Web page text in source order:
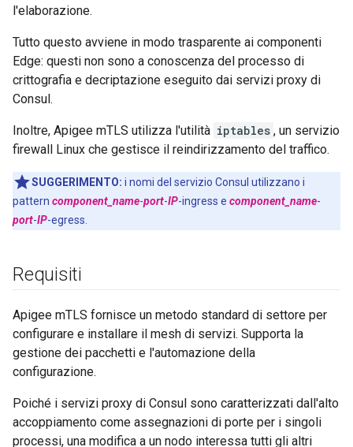
l'elaborazione.
Tutto questo avviene in modo trasparente ai componenti
Edge: questi non sono a conoscenza del processo di
crittografia e decriptazione eseguito dai servizi proxy di
Consul.
Inoltre, Apigee mTLS utilizza l'utilità iptables , un servizio
firewall Linux che gestisce il reindirizzamento del traffico.
SUGGERIMENTO: i nomi del servizio Consul utilizzano i
pattern component_name-port-IP-ingress e component_name-
port-IP-egress.
Requisiti
Apigee mTLS fornisce un metodo standard di settore per
configurare e installare il mesh di servizi. Supporta la
gestione dei pacchetti e l'automazione della
configurazione.
Poiché i servizi proxy di Consul sono caratterizzati dall'alto
accoppiamento come assegnazioni di porte per i singoli
processi, una modifica a un nodo interessa tutti gli altri